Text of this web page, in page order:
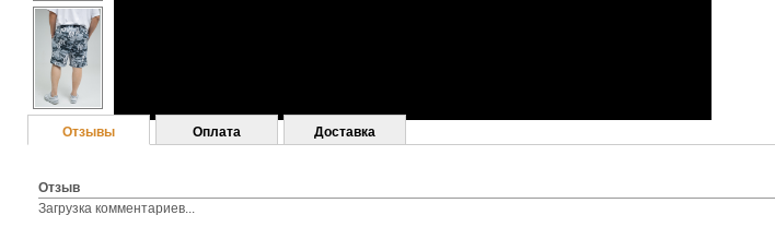
Отзывы
Отзыв
Загрузка комментариев...
Оплата Доставка